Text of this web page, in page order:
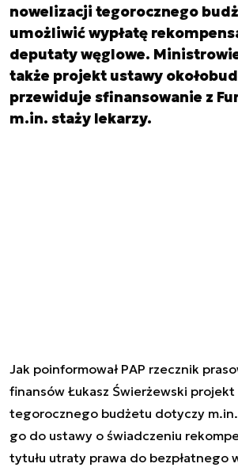
nowelizacji tegorocznego
umożliwić wypłatę
deputaty węglowe.
także projekt ustawy
przewiduje sfinansowanie z
m.in. staży lekarzy.
Jak poinformował PAP rzecznik
finansów Łukasz Świerżewski
tegorocznego budżetu dotyczy
go do ustawy o świadczeniu
tytułu utraty prawa do bezpłatnego